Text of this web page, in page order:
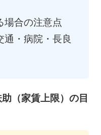
場合の注意点
通・病院・長良
（家賃上限）の目